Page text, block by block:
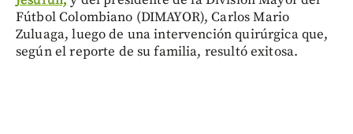
Fútbol Colombiano (DIMAYOR), Carlos Mario
Zuluaga, luego de una intervención quirúrgica que,
según el reporte de su familia, resultó exitosa.